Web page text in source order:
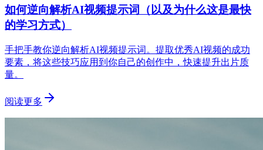
如何逆向解析AI视频提示词（以及为什么这是最快
的学习方式）
手把手教你逆向解析AI视频提示词。提取优秀AI视频的成功
要素，将这些技巧应用到你自己的创作中，快速提升出片质
量。
阅读更多